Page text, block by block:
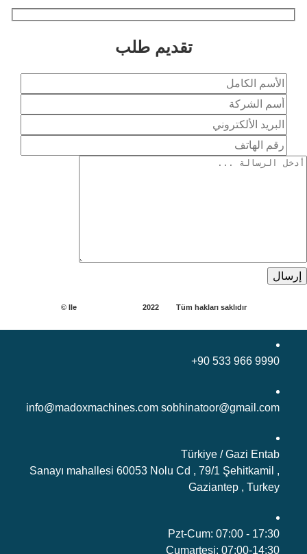
تقديم طلب
Tüm hakları saklıdır
Ile
2022 ©
+90 533 966 9990
info@madoxmachines.com sobhinatoor@gmail.com
Türkiye / Gazi Entab
Sanayı mahallesi 60053 Nolu Cd , 79/1 Şehitkamil ,
Gaziantep , Turkey
Pzt-Cum: 07:00 - 17:30
Cumartesi: 07:00-14:30